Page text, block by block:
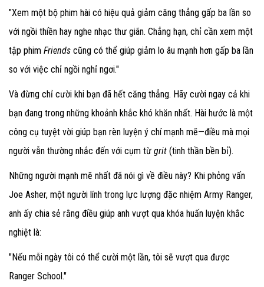
"Xem một bộ phim hài có hiệu quả giảm căng thẳng gấp ba lần so
với ngồi thiền hay nghe nhạc thư giãn. Chẳng hạn, chỉ cần xem một
tập phim Friends cũng có thể giúp giảm lo âu mạnh hơn gấp ba lần
so với việc chỉ ngồi nghỉ ngơi."
Và đừng chỉ cười khi bạn đã hết căng thẳng. Hãy cười ngay cả khi
bạn đang trong những khoảnh khắc khó khăn nhất. Hài hước là một
công cụ tuyệt vời giúp bạn rèn luyện ý chí mạnh mẽ—điều mà mọi
người vẫn thường nhắc đến với cụm từ grit (tinh thần bền bỉ).
Những người mạnh mẽ nhất đã nói gì về điều này? Khi phỏng vấn
Joe Asher, một người lính trong lực lượng đặc nhiệm Army Ranger,
anh ấy chia sẻ rằng điều giúp anh vượt qua khóa huấn luyện khắc
nghiệt là:
"Nếu mỗi ngày tôi có thể cười một lần, tôi sẽ vượt qua được
Ranger School."